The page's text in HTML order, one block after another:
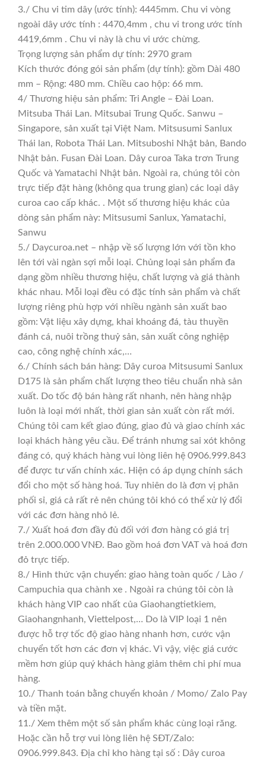
3./ Chu vi tim dây (ước tính): 4445mm. Chu vi vòng
ngoài dây ước tính : 4470,4mm , chu vi trong ước tính
4419,6mm . Chu vi này là chu vi ước chừng.
Trọng lượng sản phẩm dự tính: 2970 gram
Kích thước đóng gói sản phẩm (dự tính): gồm Dài 480
mm – Rộng: 480 mm. Chiều cao hộp: 66 mm.
4/ Thương hiệu sản phẩm: Tri Angle – Đài Loan.
Mitsuba Thái Lan. Mitsubai Trung Quốc. Sanwu –
Singapore, sản xuất tại Việt Nam. Mitsusumi Sanlux
Thái lan, Robota Thái Lan. Mitsuboshi Nhật bản, Bando
Nhật bản. Fusan Đài Loan. Dây curoa Taka trơn Trung
Quốc và Yamatachi Nhật bản. Ngoài ra, chúng tôi còn
trực tiếp đặt hàng (không qua trung gian) các loại dây
curoa cao cấp khác. . Một số thương hiệu khác của
dòng sản phẩm này: Mitsusumi Sanlux, Yamatachi,
Sanwu
5./ Daycuroa.net – nhập về số lượng lớn với tồn kho
lên tới vài ngàn sợi mỗi loại. Chủng loại sản phẩm đa
dạng gồm nhiều thương hiệu, chất lượng và giá thành
khác nhau. Mỗi loại đều có đặc tính sản phẩm và chất
lượng riêng phù hợp với nhiều ngành sản xuất bao
gồm: Vật liệu xây dựng, khai khoáng đá, tàu thuyền
đánh cá, nuôi trồng thuỷ sản, sản xuất công nghiệp
cao, công nghệ chính xác,…
6./ Chính sách bán hàng: Dây curoa Mitsusumi Sanlux
D175 là sản phẩm chất lượng theo tiêu chuẩn nhà sản
xuất. Do tốc độ bán hàng rất nhanh, nên hàng nhập
luôn là loại mới nhất, thời gian sản xuất còn rất mới.
Chúng tôi cam kết giao đúng, giao đủ và giao chính xác
loại khách hàng yêu cầu. Để tránh nhưng sai xót không
đáng có, quý khách hàng vui lòng liên hệ 0906.999.843
để được tư vấn chính xác. Hiện có áp dụng chính sách
đổi cho một số hàng hoá. Tuy nhiên do là đơn vị phân
phối sỉ, giá cả rất rẻ nên chúng tôi khó có thể xử lý đổi
với các đơn hàng nhỏ lẻ.
7./ Xuất hoá đơn đầy đủ đối với đơn hàng có giá trị
trên 2.000.000 VNĐ. Bao gồm hoá đơn VAT và hoá đơn
đỏ trực tiếp.
8./ Hình thức vận chuyển: giao hàng toàn quốc / Lào /
Campuchia qua chành xe . Ngoài ra chúng tôi còn là
khách hàng VIP cao nhất của Giaohangtietkiem,
Giaohangnhanh, Viettelpost,… Do là VIP loại 1 nên
được hỗ trợ tốc độ giao hàng nhanh hơn, cước vận
chuyển tốt hơn các đơn vị khác. Vì vậy, việc giá cước
mềm hơn giúp quý khách hàng giảm thêm chi phí mua
hàng.
10./ Thanh toán bằng chuyển khoản / Momo/ Zalo Pay
và tiền mặt.
11./ Xem thêm một số sản phẩm khác cùng loại răng.
Hoặc cần hỗ trợ vui lòng liên hệ SĐT/Zalo:
0906.999.843. Địa chỉ kho hàng tại số : Dây curoa